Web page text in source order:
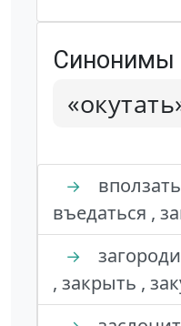
Синонимы
→
въедаться ,
→
, закрыть ,